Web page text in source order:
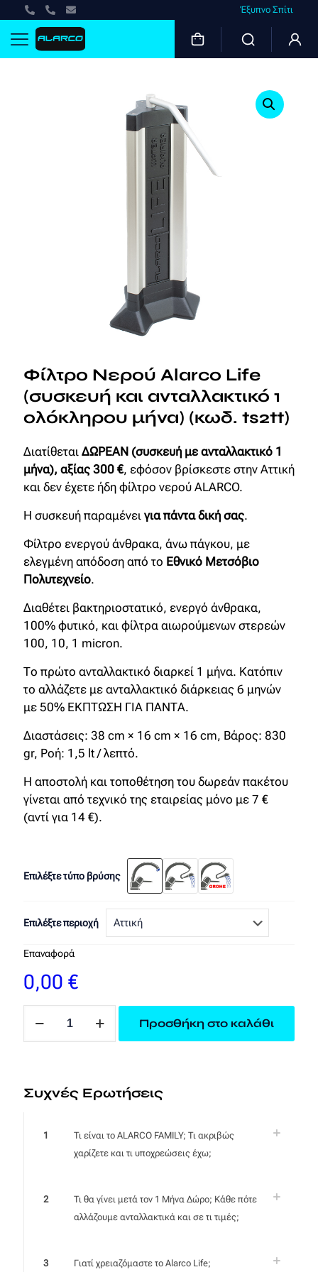
Έξυπνο Σπίτι
Φίλτρο Νερού Alarco Life
(συσκευή και ανταλλακτικό 1
ολόκληρου μήνα) (κωδ. ts2tt)
Διατίθεται ΔΩΡΕΑΝ (συσκευή με ανταλλακτικό 1
μήνα), αξίας 300 €, εφόσον βρίσκεστε στην Αττική
και δεν έχετε ήδη φίλτρο νερού ALARCO.
Η συσκευή παραμένει για πάντα δική σας.
Φίλτρο ενεργού άνθρακα, άνω πάγκου, με
ελεγμένη απόδοση από το Εθνικό Μετσόβιο
Πολυτεχνείο.
Διαθέτει βακτηριοστατικό, ενεργό άνθρακα,
100% φυτικό, και φίλτρα αιωρούμενων στερεών
100, 10, 1 micron.
Το πρώτο ανταλλακτικό διαρκεί 1 μήνα. Κατόπιν
το αλλάζετε με ανταλλακτικό διάρκειας 6 μηνών
με 50% ΕΚΠΤΩΣΗ ΓΙΑ ΠΑΝΤΑ.
Διαστάσεις: 38 cm × 16 cm × 16 cm, Βάρος: 830
gr, Ροή: 1,5 lt / λεπτό.
Η αποστολή και τοποθέτηση του δωρεάν πακέτου
γίνεται από τεχνικό της εταιρείας μόνο με 7 €
(αντί για 14 €).
Επιλέξτε τύπο βρύσης
Επιλέξτε περιοχή
Επαναφορά
0,00 €
Προσθήκη στο καλάθι
Συχνές Ερωτήσεις
1
Τι είναι το ALARCO FAMILY; Τι ακριβώς
χαρίζετε και τι υποχρεώσεις έχω;
2
Τι θα γίνει μετά τον 1 Μήνα Δώρο; Κάθε πότε
αλλάζουμε ανταλλακτικά και σε τι τιμές;
3 Γιατί χρειαζόμαστε το Alarco Life;